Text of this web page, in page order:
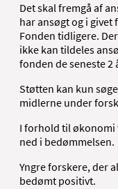
Det skal fremgå af
har ansøgt og i givet
Fonden tidligere.
ikke kan tildeles
fonden de seneste 2
Støtten kan kun
midlerne under
I forhold til
ned i bedømmelsen.
Yngre forskere, der
bedømt positivt.